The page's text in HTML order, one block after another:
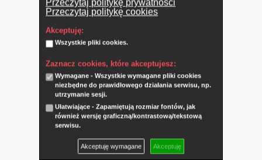
Przeczytaj politykę prywatności
Przeczytaj politykę cookies
Akceptuję:
Wszystkie pliki cookies.
Zaznacz cookies, które akceptujesz:
Wymagane - Wszystkie wymagane pliki cookies
niezbędne do prawidłowego działania serwisu, np.
utrzymanie sesji.
Ułatwiające - Zapamiętują rozmiar fontów, jak
również wersję graficzną/kontrastową/tekstową
serwisu.
Akceptuję wymagane Akceptuję